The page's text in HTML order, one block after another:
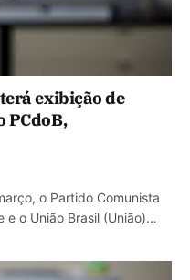
exibição de
o Partido Comunista
e o União Brasil (União)…